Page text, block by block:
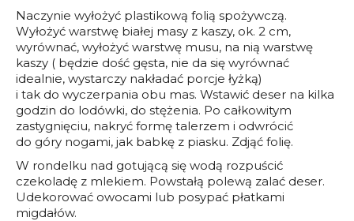
Naczynie wyłożyć plastikową folią spożywczą.
Wyłożyć warstwę białej masy z kaszy, ok. 2 cm,
wyrównać, wyłożyć warstwę musu, na nią warstwę
kaszy ( będzie dość gęsta, nie da się wyrównać
idealnie, wystarczy nakładać porcje łyżką)
i tak do wyczerpania obu mas. Wstawić deser na kilka
godzin do lodówki, do stężenia. Po całkowitym
zastygnięciu, nakryć formę talerzem i odwrócić
do góry nogami, jak babkę z piasku. Zdjąć folię.
W rondelku nad gotującą się wodą rozpuścić
czekoladę z mlekiem. Powstałą polewą zalać deser.
Udekorować owocami lub posypać płatkami
migdałów.